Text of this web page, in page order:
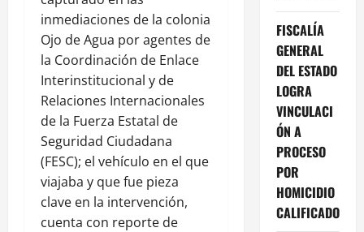
inmediaciones de la colonia
Ojo de Agua por agentes de
la Coordinación de Enlace
Interinstitucional y de
Relaciones Internacionales
de la Fuerza Estatal de
Seguridad Ciudadana
(FESC); el vehículo en el que
viajaba y que fue pieza
clave en la intervención,
cuenta con reporte de
FISCALÍA
GENERAL
DEL ESTADO
LOGRA
VINCULACI
ÓN A
PROCESO
POR
HOMICIDIO
CALIFICADO